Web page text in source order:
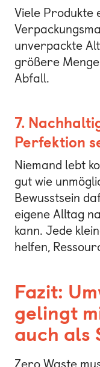
Viele Produkte
unverpackte
größere
Abfall.
7.
Perfektion
Niemand lebt
gut wie
Bewusstsein
eigene Alltag
kann. Jede
helfen,
Fazit:
gelingt
auch als
Zero Waste